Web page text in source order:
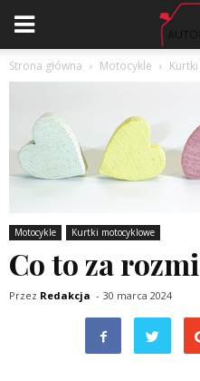
Strona główna Motocykle
Motocykle Kurtki motocyklowe
Co to za
Przez Redakcja - 30 marca 2024